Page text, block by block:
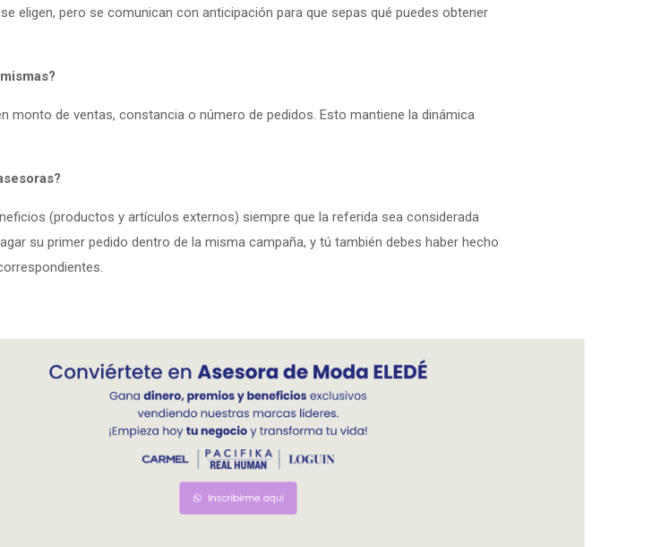
eligen, pero se comunican con anticipación para que sepas qué puedes obtener
monto de ventas, constancia o número de pedidos. Esto mantiene la dinámica
(productos y artículos externos) siempre que la referida sea considerada
su primer pedido dentro de la misma campaña, y tú también debes haber hecho